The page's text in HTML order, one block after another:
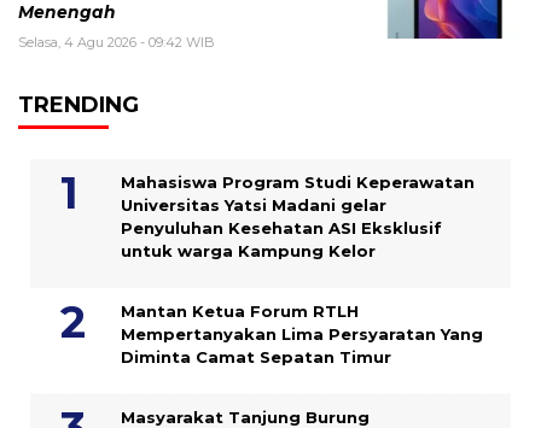
Menengah
Selasa, 4 Agu 2026 - 09:42 WIB
TRENDING
Mahasiswa Program Studi Keperawatan
Universitas Yatsi Madani gelar
Penyuluhan Kesehatan ASI Eksklusif
untuk warga Kampung ‎Kelor
Mantan Ketua Forum RTLH
Mempertanyakan Lima Persyaratan Yang
Diminta Camat Sepatan Timur
Masyarakat Tanjung Burung